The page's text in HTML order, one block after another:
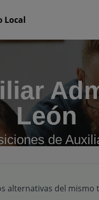
Local
León
de
alternativas del mismo